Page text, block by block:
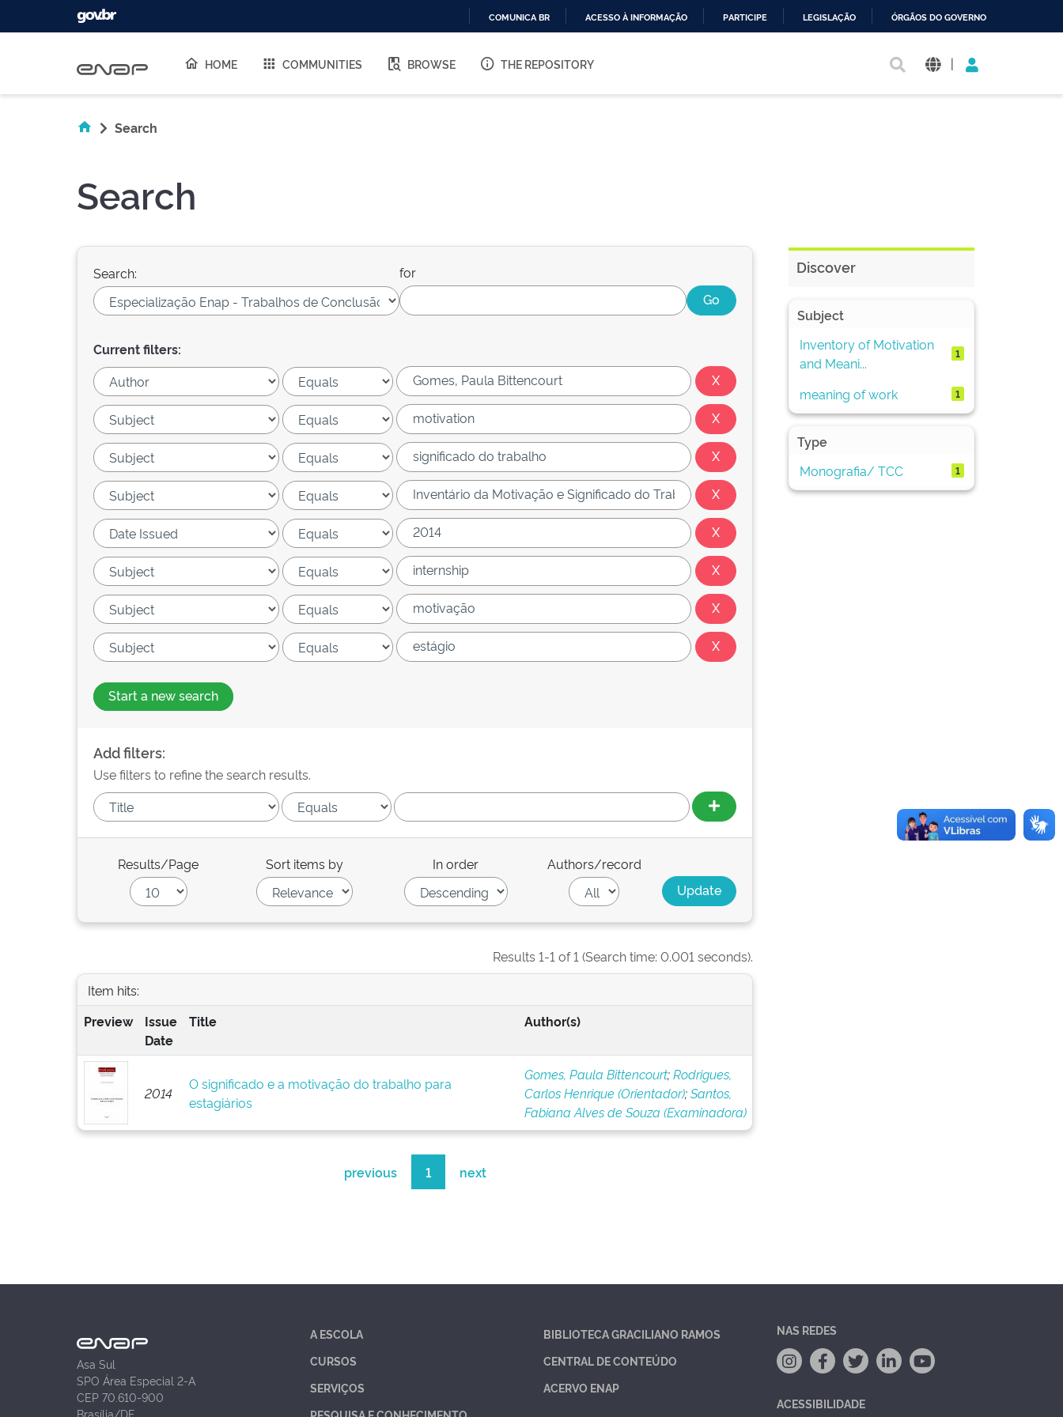
O
COMUNICA BR ACESSO À INFORMAÇÃO PARTICIPE LEGISLAÇÃO ÓRGÃOS DO GOVERNO
HOME COMMUNITIES BROWSE THE REPOSITORY |
Search
Search
Search: for
Current filters:
Start a new search
Add filters:
Use filters to refine the search results.
Results/Page Sort items by In order Authors/record
Results 1-1 of 1 (Search time: 0.001 seconds).
Item hits:
Preview
Issue
Date
Title Author(s)
2014
O significado e a motivação do trabalho para
estagiários
Gomes, Paula Bittencourt;Rodrigues,
Carlos Henrique (Orientador);Santos,
Fabiana Alves de Souza (Examinadora)
previous 1 next
Discover
Subject
Inventory of Motivation
and Meani...
1
meaning of work 1
Type
Monografia/ TCC
1
Asa Sul
SPO Área Especial 2-A
CEP 70.610-900
Brasília/DF
A ESCOLA
CURSOS
SERVIÇOS
BIBLIOTECA GRACILIANO RAMOS
CENTRAL DE CONTEÚDO
ACERVO ENAP
NAS REDES
ACESSIBILIDADE